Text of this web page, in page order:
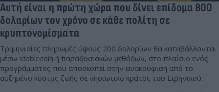
Αυτή είναι η πρώτη χώρα που δίνει επίδομα 800
δολαρίων τον χρόνο σε κάθε πολίτη σε
κρυπτονομίσματα
Τριμηνιαίες πληρωμές ύψους 200 δολαρίων θα καταβάλλονται
μέσω stablecoin ή παραδοσιακών μεθόδων, στο πλαίσιο ενός
προγράμματος που αποσκοπεί στην ανακούφιση από το
αυξημένο κόστος ζωής σε νησιωτικό κράτος του Ειρηνικού.